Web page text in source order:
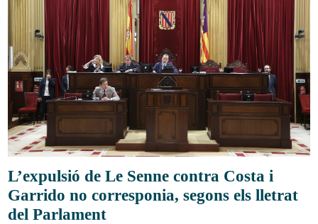
L’expulsió de Le Senne contra Costa i
Garrido no corresponia, segons els lletrat
del Parlament